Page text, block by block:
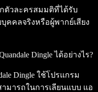
กตัวละครสมมติที่ได้รับ
คคลจริงหรือผู้พากย์เสียง
Dingle ได้อย่างไร?
Dingle ใช้โปรแกรม
มารถในการเลียนแบบ แอ